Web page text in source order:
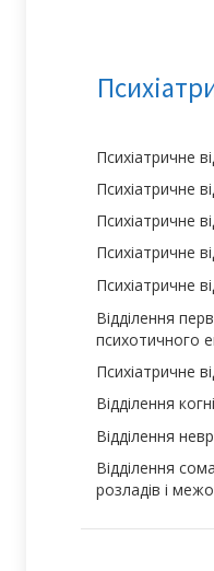
Психіатричне
Психіатричне
Психіатричне
Психіатричне
Психіатричне
Відділення
психотичного
Психіатричне
Відділення
Відділення
Відділення
розладів і